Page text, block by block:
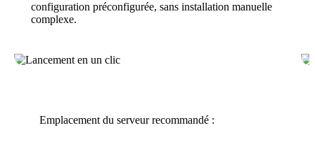
configuration préconfigurée, sans installation manuelle
complexe.
Emplacement du serveur recommandé :